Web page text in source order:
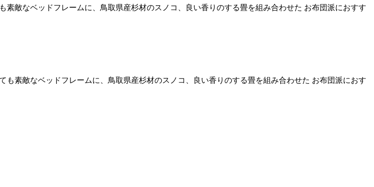
敵なベッドフレームに、鳥取県産杉材のスノコ、良い香りのする畳を組み合わせた お布団派におすす
素敵なベッドフレームに、鳥取県産杉材のスノコ、良い香りのする畳を組み合わせた お布団派におす